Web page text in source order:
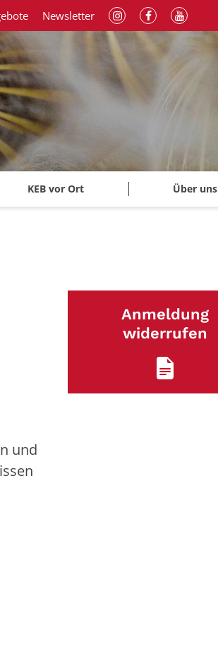
KEB vor Ort Über uns
Newsletter
und
Anmeldung
widerrufen